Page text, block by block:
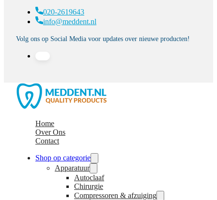
020-2619643
info@meddent.nl
Volg ons op Social Media voor updates over nieuwe producten!
Home
Over Ons
Contact
Shop op categorie
Apparatuur
Autoclaaf
Chirurgie
Compressoren & afzuiging